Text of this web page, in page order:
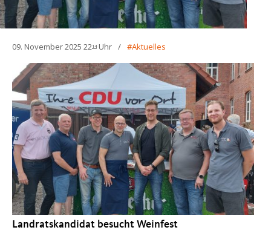
09. November 2025 2214Uhr Aktuelles
Landratskandidat besucht Weinfest